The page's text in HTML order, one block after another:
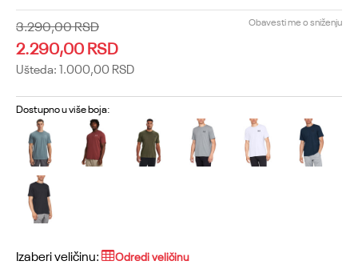
3.290,00RSD
2.290,00RSD
Ušteda: 1.000,00 RSD
Obavesti me o sniženju
Dostupno u više boja:
Izaberi veličinu: Odredi veličinu